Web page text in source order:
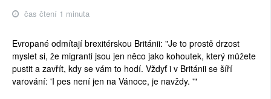
čas čtení 1 minuta
Evropané odmítají brexitérskou Británii: "Je to prostě drzost
myslet si, že migranti jsou jen něco jako kohoutek, který můžete
pustit a zavřít, kdy se vám to hodí. Vždyť i v Británii se šíří
varování: 'I pes není jen na Vánoce, je navždy. '"